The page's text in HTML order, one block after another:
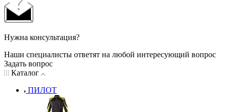
Нужна консультация?
Наши специалисты ответят на любой интересующий вопрос
Задать вопрос
Каталог
ПИЛОТ